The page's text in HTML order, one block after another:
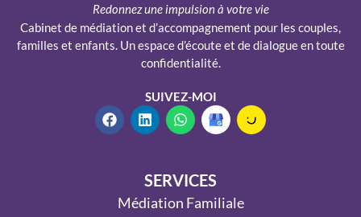
Redonnez une impulsion à votre vie
Cabinet de médiation et d’accompagnement pour les couples,
familles et enfants. Un espace d’écoute et de dialogue en toute
confidentialité.
SUIVEZ-MOI
SERVICES
Médiation Familiale